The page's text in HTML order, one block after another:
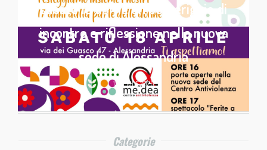
sabato 18 aprile un pomeriggio di
incontro e riflessione nella nuova
sede di Alessandria
13 APRILE 2026
Categorie